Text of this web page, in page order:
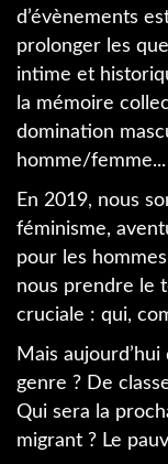
d’évènements
prolonger les
intime et
la mémoire
domination
homme/femme...
En 2019, nous
féminisme,
pour les
nous prendre le
cruciale : qui,
Mais
genre ? De
Qui sera la
migrant ? Le